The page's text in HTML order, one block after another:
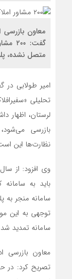
معاون
متصل نشده،
امیر طولابی در
تحلیلی
لرستان، اظهار
بازرسی
نظارت‌ها این
وی افزود: از
باید به
سامانه منجر به
توجهی به این
سامانه تمدید شد
معاون بازرسی